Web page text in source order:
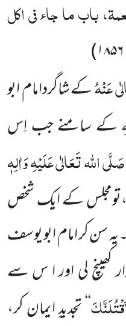
باب ما جاء فی اکل
۱۸۵۶)
عَنْہُکے شاگردامام ابو
کے سامنے جب اِس
صَلَّی اللہ تَعَالٰی عَلَیْہِ وَاٰلِہٖ
،تومجلس کے ایک شخص
۔یہ سنکر امام ابو یوسف
کھینچ لی اور ا س سے
‘‘تجدیدِ ایمان کر،